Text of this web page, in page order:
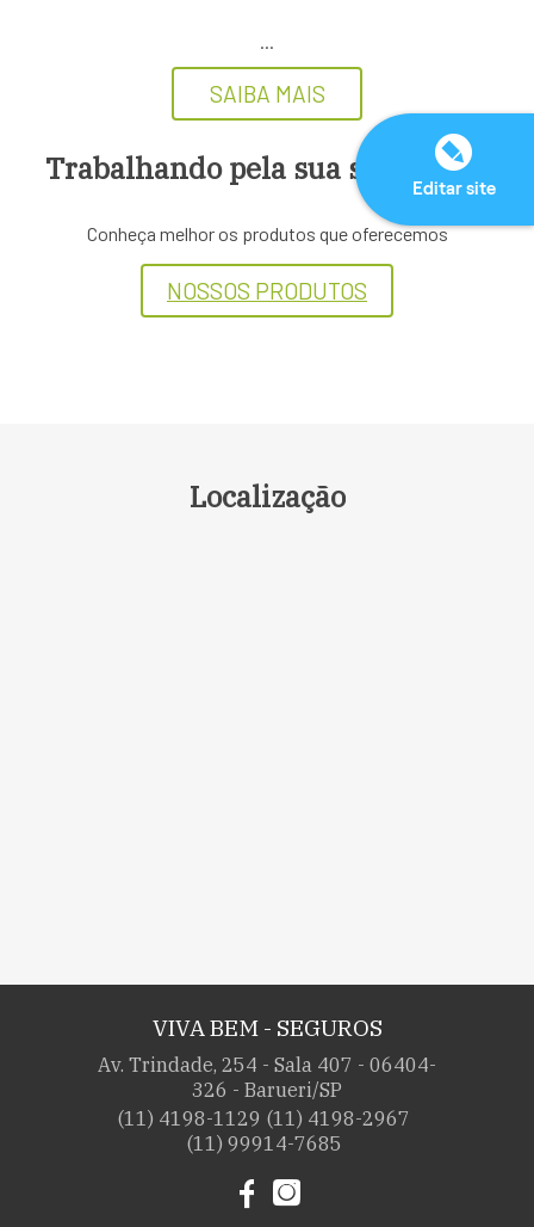
...
SAIBA MAIS
Trabalhando pela sua segurança
Conheça melhor os produtos que oferecemos
NOSSOS PRODUTOS
Localização
VIVA BEM - SEGUROS
Av. Trindade, 254 - Sala 407 - 06404-
326 - Barueri/SP
(11) 4198-1129 (11) 4198-2967
(11) 99914-7685
Editar site